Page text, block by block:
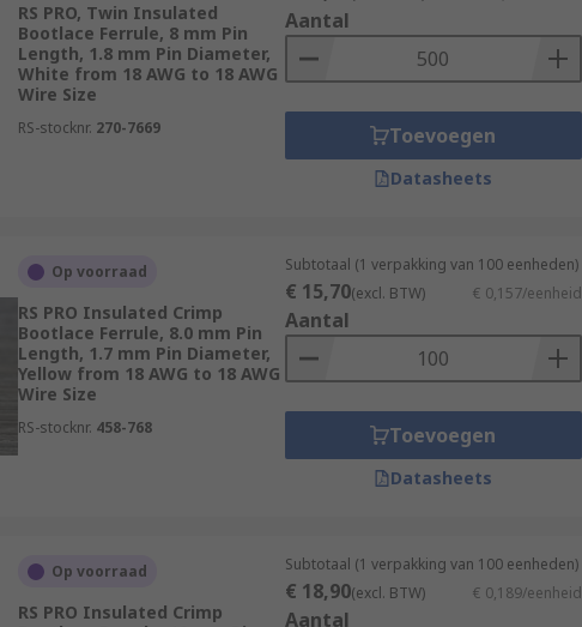
RS PRO, Twin Insulated
Bootlace Ferrule, 8 mm Pin
Length, 1.8 mm Pin Diameter,
White from 18 AWG to 18 AWG
Wire Size
RS-stocknr. 270-7669
Aantal
Toevoegen
Datasheets
Op voorraad
RS PRO Insulated Crimp
Bootlace Ferrule, 8.0 mm Pin
Length, 1.7 mm Pin Diameter,
Yellow from 18 AWG to 18 AWG
Wire Size
RS-stocknr. 458-768
Subtotaal (1 verpakking van 100 eenheden)
€ 15,70(excl. BTW) € 0,157/eenheid
Aantal
Toevoegen
Datasheets
Op voorraad
RS PRO Insulated Crimp
Subtotaal (1 verpakking van 100 eenheden)
€ 18,90(excl. BTW) € 0,189/eenheid
Aantal